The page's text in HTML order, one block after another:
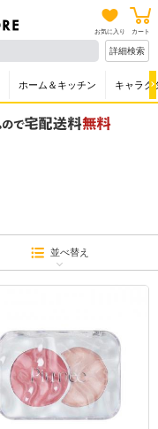
お気に入り カート
詳細検索
ホーム＆キッチン キャラク
並べ替え